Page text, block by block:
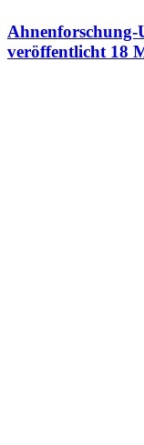
Ahnenforschung-
veröffentlicht 18